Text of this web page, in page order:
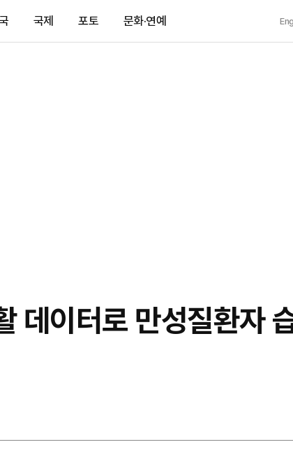
국제 포토 문화·연예
데이터로 만성질환자